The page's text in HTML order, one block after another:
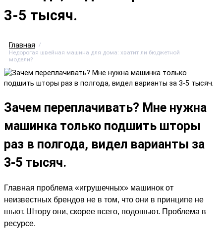
3-5 тысяч.
Главная
Недорогая швейная машина для дома: хватит ли бюджетной
модели?
Зачем переплачивать? Мне нужна
машинка только подшить шторы
раз в полгода, видел варианты за
3-5 тысяч.
Главная проблема «игрушечных» машинок от
неизвестных брендов не в том, что они в принципе не
шьют. Штору они, скорее всего, подошьют. Проблема в
ресурсе.